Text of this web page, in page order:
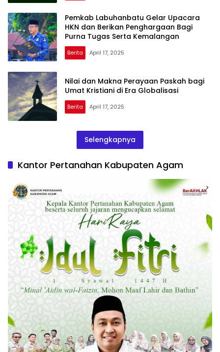
Pemkab Labuhanbatu Gelar Upacara
HKN dan Berikan Penghargaan Bagi
Purna Tugas Serta Kemalangan
Berita April 17, 2025
Nilai dan Makna Perayaan Paskah bagi
Umat Kristiani di Era Globalisasi
Berita April 17, 2025
Selengkapnya
Kantor Pertanahan Kabupaten Agam